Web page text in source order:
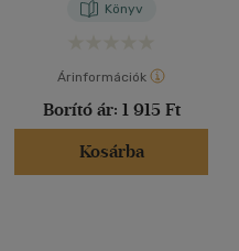
Könyv
Árinformációk
Borító ár: 1 915 Ft
Kosárba